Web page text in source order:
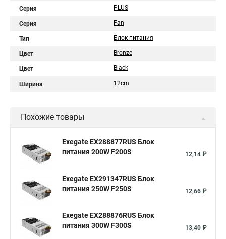
Серия PLUS
Серия Fan
Тип Блок питания
Цвет Bronze
Цвет Black
Ширина 12cm
Похожие товары
Exegate EX288877RUS Блок
питания 200W F200S
12,14 ₽
Exegate EX291347RUS Блок
питания 250W F250S
12,66 ₽
Exegate EX288876RUS Блок
питания 300W F300S
13,40 ₽